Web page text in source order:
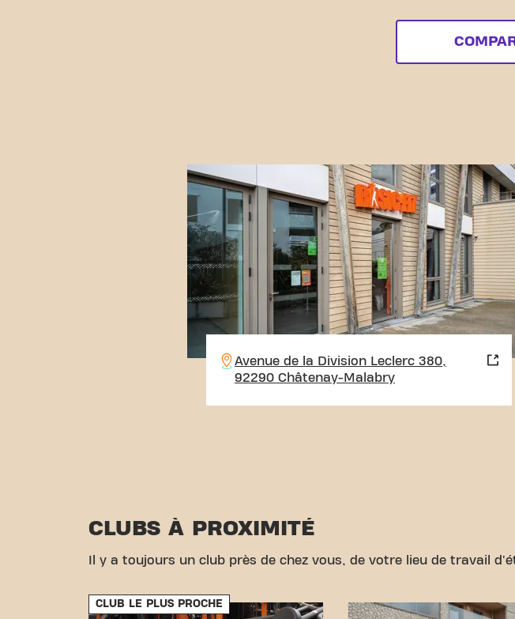
Avenue de la Division Leclerc 380,
92290 Châtenay-Malabry
CLUBS À PROXIMITÉ
Il y a toujours un club près de chez vous, de votre lieu de travail
CLUB LE PLUS PROCHE